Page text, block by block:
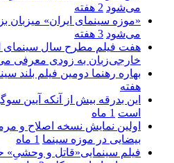
می‌شود 2 هفته
«موزه سینمای ایران»
می‌شود 3 هفته
هفت فیلم مطرح سال سینمای
خارجی‌زبان به زودی معرفی
بهاره رهنما دومین فیلم بلند
هفته
این بدرقه بیش از آنکه آیین
است 1 ماه
اولین نمایش نسخه اصلاح و
بیضایی در موزه سینما 1 ماه
فیلم سینمایی«قاتل و وحشیِ»